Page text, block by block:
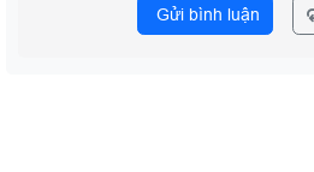
Gửi bình luận